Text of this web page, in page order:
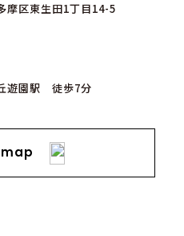
摩区東生田1丁目14-5
遊園駅 徒歩7分